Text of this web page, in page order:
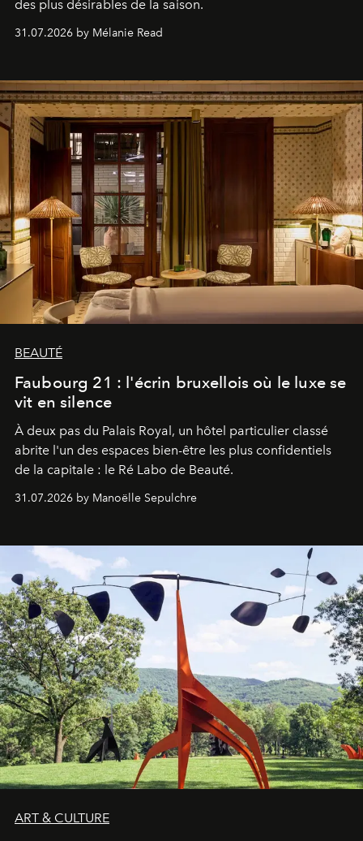
des plus désirables de la saison.
31.07.2026 by Mélanie Read
BEAUTÉ
Faubourg 21 : l'écrin bruxellois où le luxe se
vit en silence
À deux pas du Palais Royal, un hôtel particulier classé
abrite l'un des espaces bien-être les plus confidentiels
de la capitale : le Ré Labo de Beauté.
31.07.2026 by Manoëlle Sepulchre
ART & CULTURE